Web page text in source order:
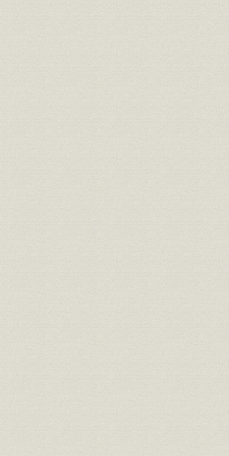
販売会議、倉庫会議と製造会議
3. 販売戦略
販売の動向
国内の販売体制と代理店
極東地域への販売
中国市場
4. 工場改革と生産管理
工場設備の輸入
1907年の工場組織
製造部門の改革
産出部と生産管理
生産性の追求
5. 技術の蓄積
国内での特許取得
設計図面の作成
6. WE社の管理と指導
WE社との人事交流とグループ内取引
WE社との情報交換
第4節 経営状況の推移
1. 自立化と国産化の進展
事業の拡大と国産化